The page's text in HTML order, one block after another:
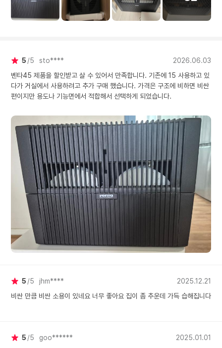
5 5 sto****
2026.06.03
벤타45 제품을 할인받고 살 수 있어서 만족합니다. 기존에 15 사용하고 있
다가 거실에서 사용하려고 추가 구매 했습니다. 가격은 구조에 비하면 비싼
편이지만 용도나 기능면에서 적합해서 선택하게 되었습니다.
5 5 jhm****
2025.12.21
비싼 만큼 비싼 소용이 있네요 너무 좋아요 집이 좀 추운데 가득 습해집니다
5 5 goo******
2025.01.01